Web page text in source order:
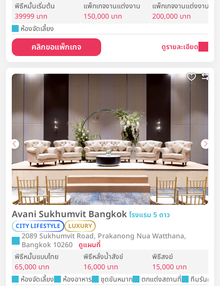
พิธีหมั้นเริ่มต้น
39999 บาท
แพ็กเกจงานแต่งงาน
150,000 บาท
แพ็กเกจงานแต่งงาน
200,000 บาท
ห้องจัดเลี้ยง
คลิกขอแพ็กเกจ ดูรายละเอียด
Avani Sukhumvit Bangkokโรงแรม 5 ดาว
CITY LIFESTYLE LUXURY
2089 Sukhumvit Road, Prakanong Nua Watthana,
Bangkok 10260 ดูแผนที่
พิธีหมั้นแบบไทย
65,000 บาท
พิธีหลั่งน้ำสังข์
16,000 บาท
พิธีสงฆ์
15,000 บาท
ห้องจัดเลี้ยง
ห้องอาหาร ชุดขันหมาก ตกแต่งสถานที่ ทีมรันคิว